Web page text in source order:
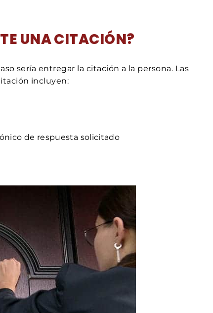
UNA CITACIÓN?
sería entregar la citación a la persona. Las
incluyen:
de respuesta solicitado